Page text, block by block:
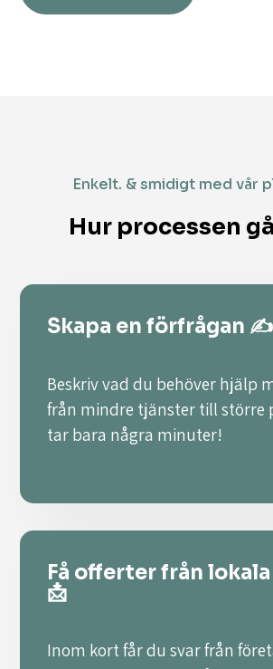
Enkelt. & smidigt med vår
Hur processen
Skapa en förfrågan ✍️
Beskriv vad du behöver hjälp
från mindre tjänster till större
tar bara några minuter!
Få offerter från
📩
Inom kort får du svar från